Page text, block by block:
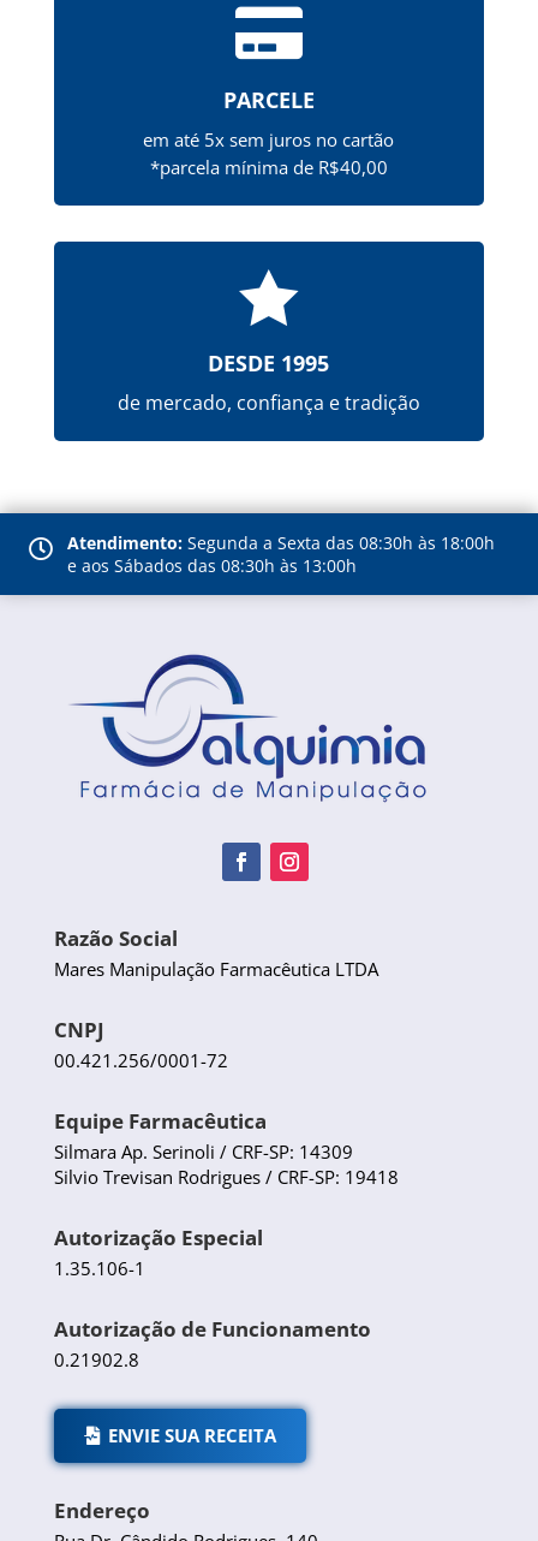

PARCELE
em até 5x sem juros no cartão
*parcela mínima de R$40,00

DESDE 1995
de mercado, confiança e tradição
 Atendimento: Segunda a Sexta das 08:30h às 18:00h
e aos Sábados das 08:30h às 13:00h
Razão Social
Mares Manipulação Farmacêutica LTDA
CNPJ
00.421.256/0001-72
Equipe Farmacêutica
Silmara Ap. Serinoli / CRF-SP: 14309
Silvio Trevisan Rodrigues / CRF-SP: 19418
Autorização Especial
1.35.106-1
Autorização de Funcionamento
0.21902.8
ENVIE SUA RECEITA
Endereço